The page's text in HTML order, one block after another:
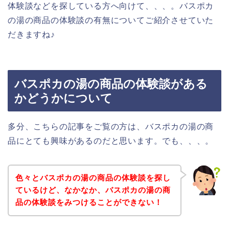
体験談などを探している方へ向けて、、、。バスポカ
の湯の商品の体験談の有無についてご紹介させていた
だきますね♪
バスポカの湯の商品の体験談がある
かどうかについて
多分、こちらの記事をご覧の方は、バスポカの湯の商
品にとても興味があるのだと思います。でも、、、。
色々とバスポカの湯の商品の体験談を探し
ているけど、なかなか、バスポカの湯の商
品の体験談をみつけることができない！